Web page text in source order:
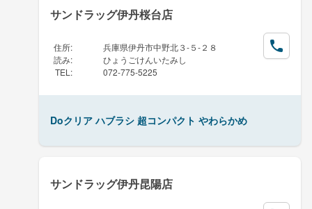
サンドラッグ伊丹桜台店
住所:
兵庫県伊丹市中野北３-５-２８
読み:
ひょうごけんいたみし
TEL : 072-775-5225
Doクリア ハブラシ 超コンパクト やわらかめ
サンドラッグ伊丹昆陽店